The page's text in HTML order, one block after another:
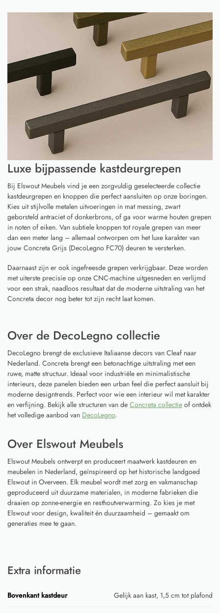
Luxe bijpassende kastdeurgrepen
Bij Elswout Meubels vind je een zorgvuldig geselecteerde collectie
kastdeurgrepen en knoppen die perfect aansluiten op onze boringen.
Kies uit stijlvolle metalen uitvoeringen in mat messing, zwart
geborsteld antraciet of donkerbrons, of ga voor warme houten grepen
in noten of eiken. Van subtiele knoppen tot royale grepen van meer
dan een meter lang – allemaal ontworpen om het luxe karakter van
jouw Concreta Grijs (DecoLegno FC70) deuren te versterken.
Daarnaast zijn er ook ingefreesde grepen verkrijgbaar. Deze worden
met uiterste precisie op onze CNC-machine uitgesneden en verlijmd
voor een strak, naadloos resultaat dat de moderne uitstraling van het
Concreta decor nog beter tot zijn recht laat komen.
Over de DecoLegno collectie
DecoLegno brengt de exclusieve Italiaanse decors van Cleaf naar
Nederland. Concreta brengt een betonachtige uitstraling met een
ruwe, matte structuur. Ideaal voor industriële en minimalistische
interieurs, deze panelen bieden een urban feel die perfect aansluit bij
moderne designtrends. Perfect voor wie een interieur wil met karakter
en verfijning. Bekijk alle structuren van de Concreta collectie of ontdek
het volledige aanbod van DecoLegno.
Over Elswout Meubels
Elswout Meubels ontwerpt en produceert maatwerk kastdeuren en
meubelen in Nederland, geïnspireerd op het historische landgoed
Elswout in Overveen. Elk meubel wordt met zorg en vakmanschap
geproduceerd uit duurzame materialen, in moderne fabrieken die
draaien op zonne-energie en resthoutverwarming. Zo kies je met
Elswout voor design, kwaliteit én duurzaamheid – gemaakt om
generaties mee te gaan.
Extra informatie
Bovenkant kastdeur Gelijk aan kast, 1,5 cm tot plafond